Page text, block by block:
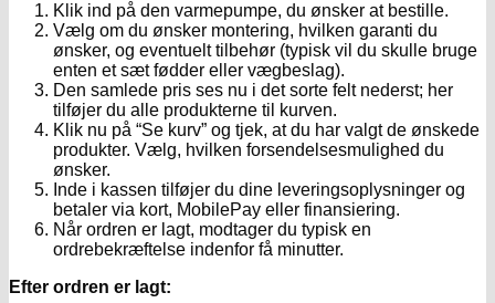
Klik ind på den varmepumpe, du ønsker at bestille.
Vælg om du ønsker montering, hvilken garanti du
ønsker, og eventuelt tilbehør (typisk vil du skulle bruge
enten et sæt fødder eller vægbeslag).
Den samlede pris ses nu i det sorte felt nederst; her
tilføjer du alle produkterne til kurven.
Klik nu på “Se kurv” og tjek, at du har valgt de ønskede
produkter. Vælg, hvilken forsendelsesmulighed du
ønsker.
Inde i kassen tilføjer du dine leveringsoplysninger og
betaler via kort, MobilePay eller finansiering.
Når ordren er lagt, modtager du typisk en
ordrebekræftelse indenfor få minutter.
Efter ordren er lagt: